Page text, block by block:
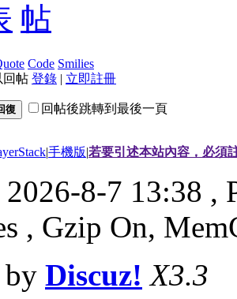
Code Smilies
回帖 登錄 | 立即註冊
復 回帖後跳轉到最後一頁
|手機版|若要引述本站內容，必須
8-7 13:38 ,
, Gzip On,
by Discuz! X3.3